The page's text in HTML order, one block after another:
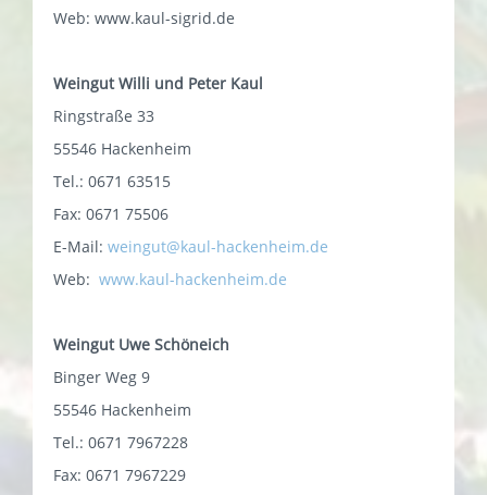
Web: www.kaul-sigrid.de
Weingut Willi und Peter Kaul
Ringstraße 33
55546 Hackenheim
Tel.: 0671 63515
Fax: 0671 75506
E-Mail: weingut@kaul-hackenheim.de
Web: www.kaul-hackenheim.de
Weingut Uwe Schöneich
Binger Weg 9
55546 Hackenheim
Tel.: 0671 7967228
Fax: 0671 7967229